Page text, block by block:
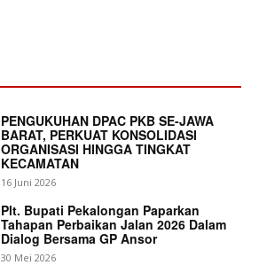
PENGUKUHAN DPAC PKB SE-JAWA
BARAT, PERKUAT KONSOLIDASI
ORGANISASI HINGGA TINGKAT
KECAMATAN
16 Juni 2026
Plt. Bupati Pekalongan Paparkan
Tahapan Perbaikan Jalan 2026 Dalam
Dialog Bersama GP Ansor
30 Mei 2026